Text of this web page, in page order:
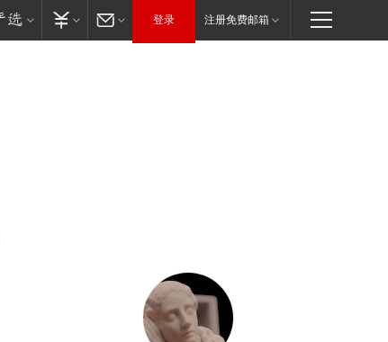
登录 注册免费邮箱